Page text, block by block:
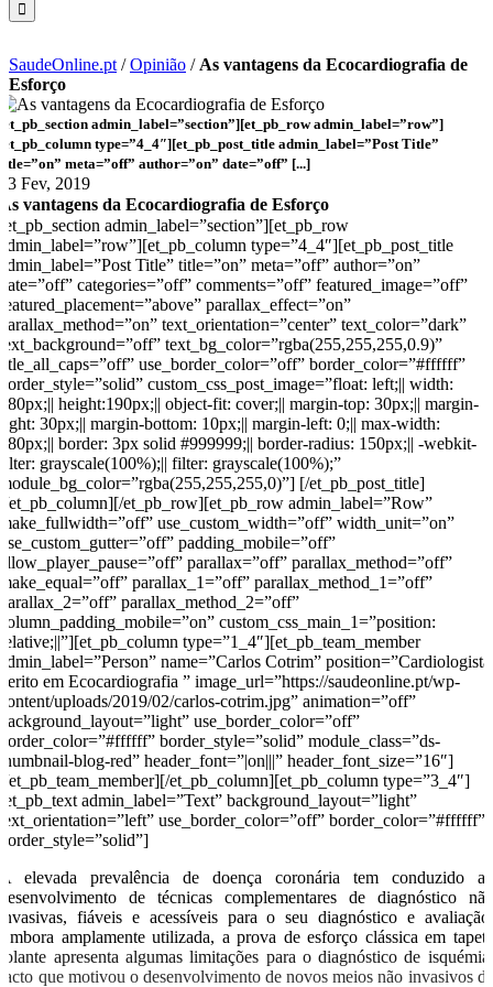
SaudeOnline.pt /Opinião / As vantagens da Ecocardiografia de
Esforço
[et_pb_section admin_label=”section”][et_pb_row admin_label=”row”]
[et_pb_column type=”4_4″][et_pb_post_title admin_label=”Post Title”
title=”on” meta=”off” author=”on” date=”off” [...]
13 Fev, 2019
As vantagens da Ecocardiografia de Esforço
[et_pb_section admin_label=”section”][et_pb_row
admin_label=”row”][et_pb_column type=”4_4″][et_pb_post_title
admin_label=”Post Title” title=”on” meta=”off” author=”on”
date=”off” categories=”off” comments=”off” featured_image=”off”
featured_placement=”above” parallax_effect=”on”
parallax_method=”on” text_orientation=”center” text_color=”dark”
text_background=”off” text_bg_color=”rgba(255,255,255,0.9)”
title_all_caps=”off” use_border_color=”off” border_color=”#ffffff”
border_style=”solid” custom_css_post_image=”float: left;|| width:
180px;|| height:190px;|| object-fit: cover;|| margin-top: 30px;|| margin-
right: 30px;|| margin-bottom: 10px;|| margin-left: 0;|| max-width:
180px;|| border: 3px solid #999999;|| border-radius: 150px;|| -webkit-
filter: grayscale(100%);|| filter: grayscale(100%);”
module_bg_color=”rgba(255,255,255,0)”] [/et_pb_post_title]
[/et_pb_column][/et_pb_row][et_pb_row admin_label=”Row”
make_fullwidth=”off” use_custom_width=”off” width_unit=”on”
use_custom_gutter=”off” padding_mobile=”off”
allow_player_pause=”off” parallax=”off” parallax_method=”off”
make_equal=”off” parallax_1=”off” parallax_method_1=”off”
parallax_2=”off” parallax_method_2=”off”
column_padding_mobile=”on” custom_css_main_1=”position:
relative;||”][et_pb_column type=”1_4″][et_pb_team_member
admin_label=”Person” name=”Carlos Cotrim” position=”Cardiologista
perito em Ecocardiografia ” image_url=”https://saudeonline.pt/wp-
content/uploads/2019/02/carlos-cotrim.jpg” animation=”off”
background_layout=”light” use_border_color=”off”
border_color=”#ffffff” border_style=”solid” module_class=”ds-
thumbnail-blog-red” header_font=”|on|||” header_font_size=”16″]
[/et_pb_team_member][/et_pb_column][et_pb_column type=”3_4″]
[et_pb_text admin_label=”Text” background_layout=”light”
text_orientation=”left” use_border_color=”off” border_color=”#ffffff”
border_style=”solid”]
A elevada prevalência de doença coronária tem conduzido ao
desenvolvimento de técnicas complementares de diagnóstico não
invasivas, fiáveis e acessíveis para o seu diagnóstico e avaliação.
Embora amplamente utilizada, a prova de esforço clássica em tapete
rolante apresenta algumas limitações para o diagnóstico de isquémia,
facto que motivou o desenvolvimento de novos meios não invasivos de